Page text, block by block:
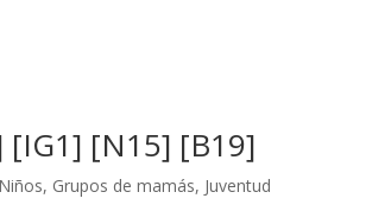
[IG1] [N15] [B19]
Niños, Grupos de mamás, Juventud